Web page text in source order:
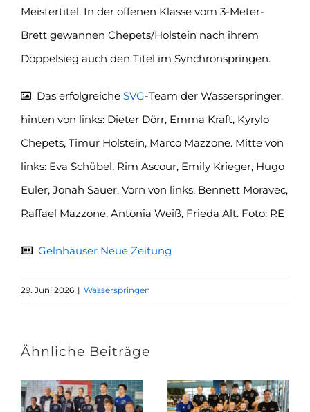
Meistertitel. In der offenen Klasse vom 3-Meter-
Brett gewannen Chepets/Holstein nach ihrem
Doppelsieg auch den Titel im Synchronspringen.
Das erfolgreiche SVG-Team der Wasserspringer,
hinten von links: Dieter Dörr, Emma Kraft, Kyrylo
Chepets, Timur Holstein, Marco Mazzone. Mitte von
links: Eva Schübel, Rim Ascour, Emily Krieger, Hugo
Euler, Jonah Sauer. Vorn von links: Bennett Moravec,
Raffael Mazzone, Antonia Weiß, Frieda Alt. Foto: RE
Gelnhäuser Neue Zeitung
29. Juni 2026 | Wasserspringen
Ähnliche Beiträge